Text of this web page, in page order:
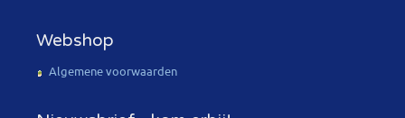
Webshop
Algemene voorwaarden